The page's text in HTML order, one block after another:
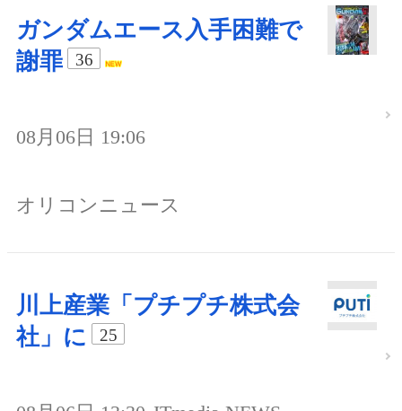
ガンダムエース入手困難で
謝罪
36
08月06日 19:06
オリコンニュース
川上産業「プチプチ株式会
社」に
25